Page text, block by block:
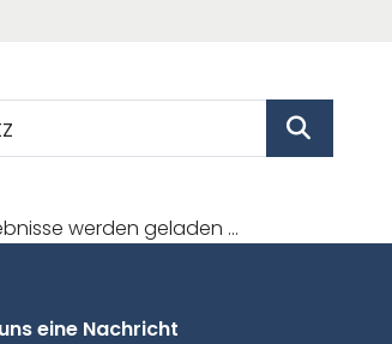
werden geladen ...
eine Nachricht